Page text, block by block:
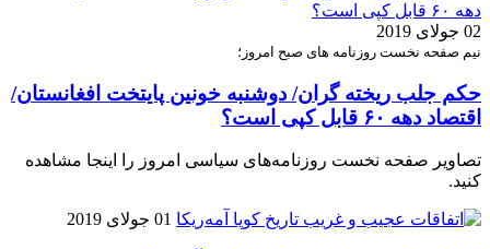
02 جولای 2019
نیم صفحه نخست روزنامه های صبح امروز؛
حکم جلب ریخته گران/ دوشنبه خونین پایتخت افغانستان/
اقتصاد دهه ۶۰ قابل کپی است؟
تصاویر صفحه نخست روزنامه‌های سیاسی امروز را اینجا مشاهده
کنید.
01 جولای 2019